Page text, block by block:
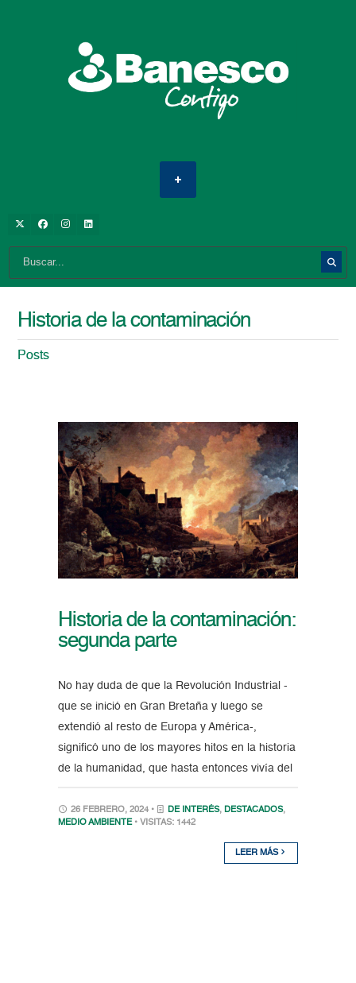
Historia de la contaminación
Posts
Historia de la contaminación:
segunda parte
No hay duda de que la Revolución Industrial -
que se inició en Gran Bretaña y luego se
extendió al resto de Europa y América-,
significó uno de los mayores hitos en la historia
de la humanidad, que hasta entonces vivía del
26 FEBRERO, 2024 • DE INTERÉS, DESTACADOS,
MEDIO AMBIENTE • VISITAS: 1442
LEER MÁS